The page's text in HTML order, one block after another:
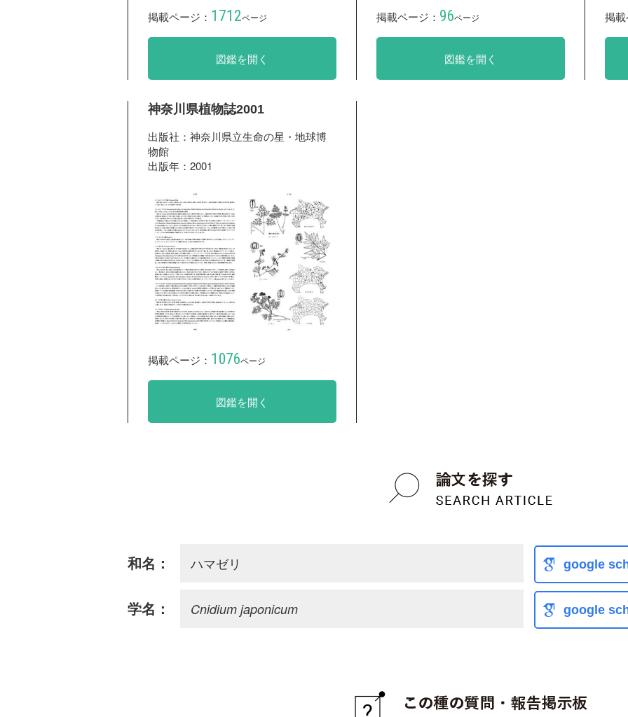
掲載ページ： 1712ページ
図鑑を開く
掲載ページ： 96ページ
図鑑を開く
掲
神奈川県植物誌2001
出版社：神奈川県立生命の星・地球博
物館
出版年：2001
掲載ページ： 1076ページ
図鑑を開く
和名： ハマゼリ google
学名： Cnidium japonicum google